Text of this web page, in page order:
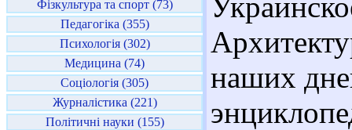
Фізкультура та спорт (73)
Педагогіка (355)
Психологія (302)
Медицина (74)
Соціологія (305)
Журналістика (221)
Політичні науки (155)
наших